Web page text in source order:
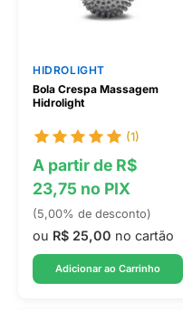
HIDROLIGHT
Bola Crespa Massagem
Hidrolight
(1)
A partir de R$
23,75 no PIX
(5,00% de desconto)
ou R$ 25,00 no cartão
Adicionar ao Carrinho